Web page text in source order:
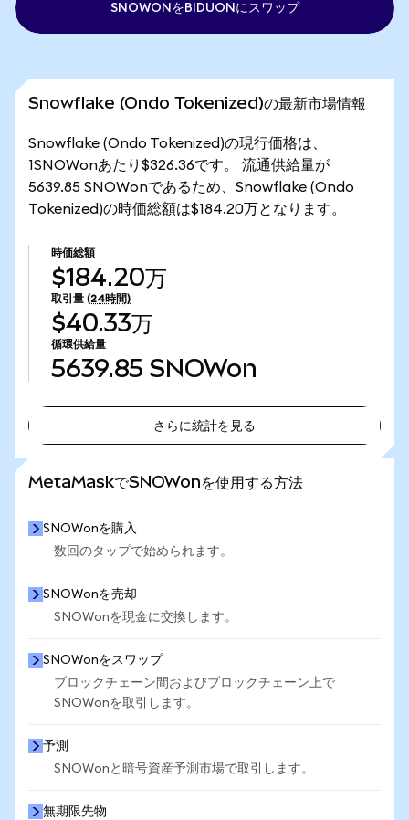
SNOWONをBIDUONにスワップ
Snowflake (Ondo Tokenized)の最新市場情報
Snowflake (Ondo Tokenized)の現行価格は、
1SNOWonあたり$326.36です。 流通供給量が
5639.85 SNOWonであるため、Snowflake (Ondo
Tokenized)の時価総額は$184.20万となります。
時価総額
$184.20万
取引量 (24時間)
$40.33万
循環供給量
5639.85 SNOWon
さらに統計を見る
MetaMaskでSNOWonを使用する方法
SNOWonを購入
数回のタップで始められます。
SNOWonを売却
SNOWonを現金に交換します。
SNOWonをスワップ
ブロックチェーン間およびブロックチェーン上で
SNOWonを取引します。
予測
SNOWonと暗号資産予測市場で取引します。
無期限先物